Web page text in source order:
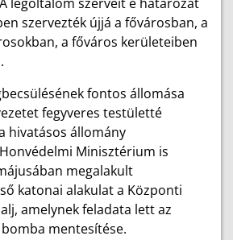
szervezték újjá a fővárosban, a
a főváros kerületeiben
fontos állomása
fegyveres testületté
hivatásos állomány
Minisztérium is
megalakult
katonai alakulat a Központi
amelynek feladata lett az
mentesítése.